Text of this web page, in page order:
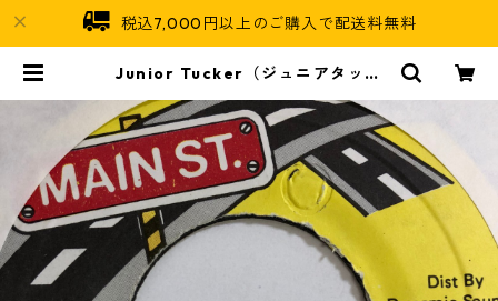
税込7,000円以上のご購入で配送料無料
Junior Tucker（ジュニアタッカ
can Soul